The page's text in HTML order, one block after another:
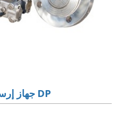
جهاز إرسال مستوى من النوع DP